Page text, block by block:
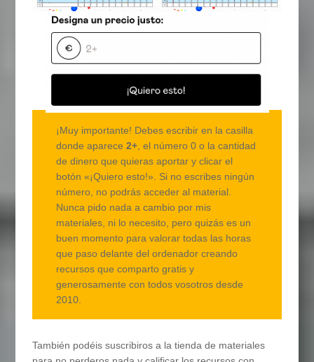
¡Muy importante! Debes escribir en la casilla
donde aparece 2+, el número 0 o la cantidad
de dinero que quieras aportar y clicar el
botón «¡Quiero esto!». Si no escribes ningún
número, no podrás acceder al material.
Nunca pido nada a cambio por mis
materiales, ni lo necesito, pero quizás es un
buen momento para valorar todas las horas
que paso delante del ordenador creando
recursos que comparto gratis y
generosamente con todos vosotros desde
2010.
También podéis suscribiros a la tienda de materiales